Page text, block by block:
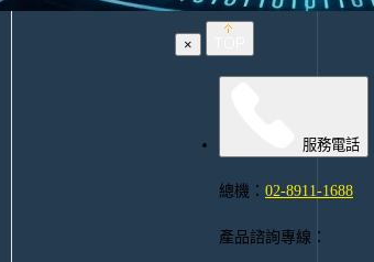
×
服務電話
總機： 02-8911-1688
產品諮詢專線：